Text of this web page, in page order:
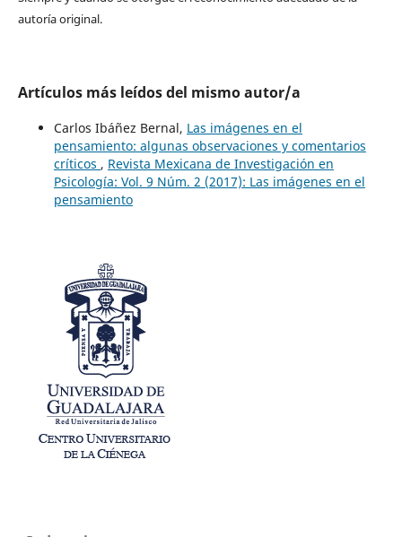
autoría original.
Artículos más leídos del mismo autor/a
Carlos Ibáñez Bernal, Las imágenes en el
pensamiento: algunas observaciones y comentarios
críticos , Revista Mexicana de Investigación en
Psicología: Vol. 9 Núm. 2 (2017): Las imágenes en el
pensamiento